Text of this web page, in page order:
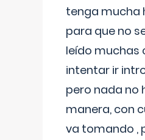
tenga mucha
para que no
leído muchas
intentar ir
pero nada no
manera, con
va tomando ,